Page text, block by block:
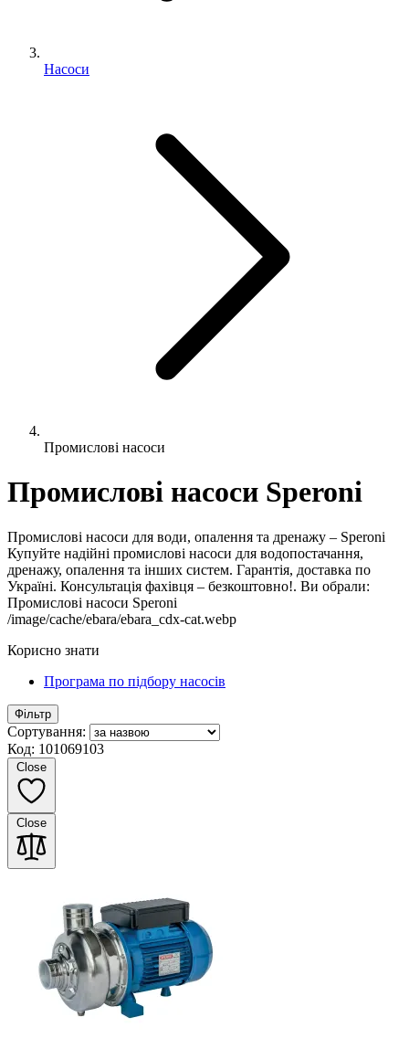
Насоси
Промислові насоси
Промислові насоси Speroni
Промислові насоси для води, опалення та дренажу – Speroni
Купуйте надійні промислові насоси для водопостачання,
дренажу, опалення та інших систем. Гарантія, доставка по
Україні. Консультація фахівця – безкоштовно!. Ви обрали:
Промислові насоси Speroni
/image/cache/ebara/ebara_cdx-cat.webp
Корисно знати
Програма по підбору насосів
Фільтр
Сортування:
Код: 101069103
Close
Close